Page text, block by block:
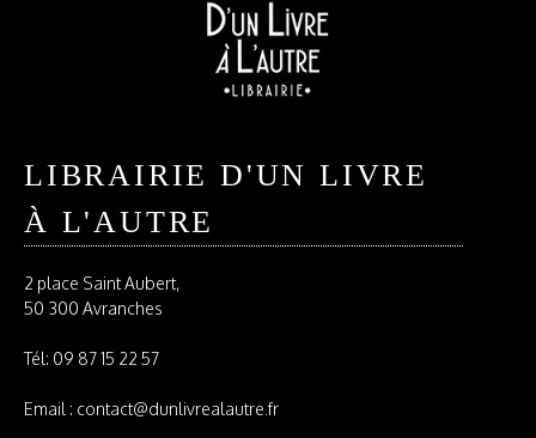
LIBRAIRIE D'UN LIVRE
À L'AUTRE
2 place Saint Aubert,
50 300 Avranches
Tél: 09 87 15 22 57
Email : contact@dunlivrealautre.fr